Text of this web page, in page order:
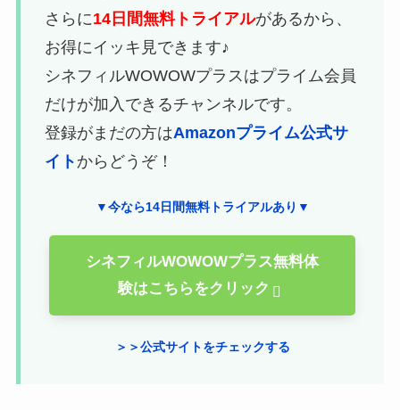
さらに14日間無料トライアルがあるから、
お得にイッキ見できます♪
シネフィルWOWOWプラスはプライム会員
だけが加入できるチャンネルです。
登録がまだの方はAmazonプライム公式サ
イト からどうぞ！
▼今なら14日間無料トライアルあり▼
シネフィルWOWOWプラス無料体
験はこちらをクリック
＞＞公式サイトをチェックする